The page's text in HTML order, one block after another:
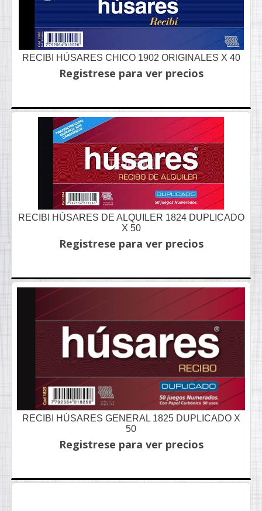
RECIBI HÚSARES CHICO 1902 ORIGINALES X 40
Registrese para ver precios
RECIBI HÚSARES DE ALQUILER 1824 DUPLICADO
X 50
Registrese para ver precios
RECIBI HÚSARES GENERAL 1825 DUPLICADO X
50
Registrese para ver precios